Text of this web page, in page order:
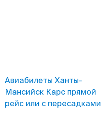
Авиабилеты Ханты-
Мансийск Карс прямой
рейс или с пересадками